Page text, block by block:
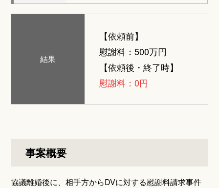
結果
【依頼前】
慰謝料：500万円
【依頼後・終了時】
慰謝料：0円
事案概要
協議離婚後に、相手方からDVに対する慰謝料請求事件